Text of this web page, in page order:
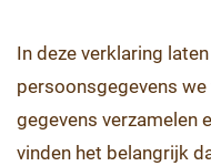
In deze verklaring
persoonsgegevens
gegevens verzamelen
vinden het belangrijk